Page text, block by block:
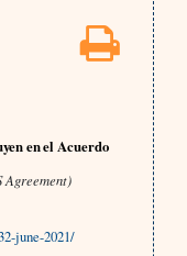
en el Acuerdo
june-2021/